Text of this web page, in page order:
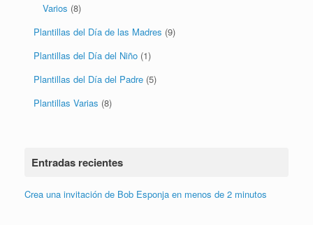
Varios (8)
Plantillas del Día de las Madres (9)
Plantillas del Día del Niño (1)
Plantillas del Día del Padre (5)
Plantillas Varias (8)
Entradas recientes
Crea una invitación de Bob Esponja en menos de 2 minutos